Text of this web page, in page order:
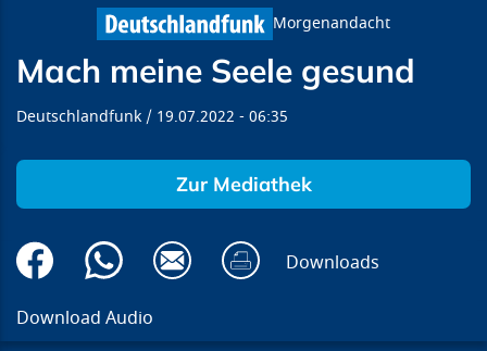
Morgenandacht
Mach meine Seele gesund
Deutschlandfunk 19.07.2022 06:35
Zur Mediathek
Downloads
Download Audio